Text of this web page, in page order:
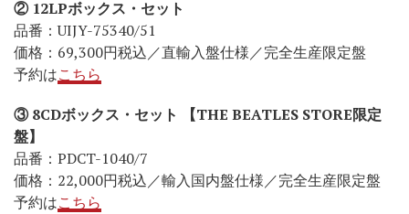
② 12LPボックス・セット
品番：UIJY-75340/51
価格：69,300円税込／直輸入盤仕様／完全生産限定盤
予約はこちら
③ 8CDボックス・セット 【THE BEATLES STORE限定
盤】
品番：PDCT-1040/7
価格：22,000円税込／輸入国内盤仕様／完全生産限定盤
予約はこちら